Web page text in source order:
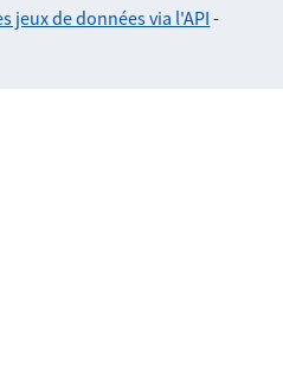
jeux de données via l'API -